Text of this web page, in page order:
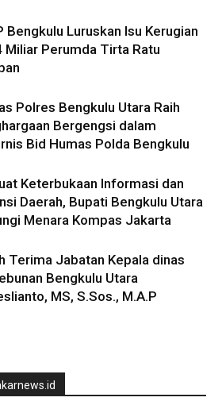
Bengkulu Luruskan Isu Kerugian
Miliar Perumda Tirta Ratu
Polres Bengkulu Utara Raih
Bergengsi dalam
Bid Humas Polda Bengkulu
Keterbukaan Informasi dan
Daerah, Bupati Bengkulu Utara
Menara Kompas Jakarta
Terima Jabatan Kepala dinas
Bengkulu Utara
MS, S.Sos., M.A.P